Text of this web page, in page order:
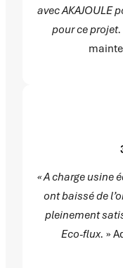
avec AKAJOULE
pour ce projet.
« A charge usine
ont baissé de
pleinement
Eco-flux. »